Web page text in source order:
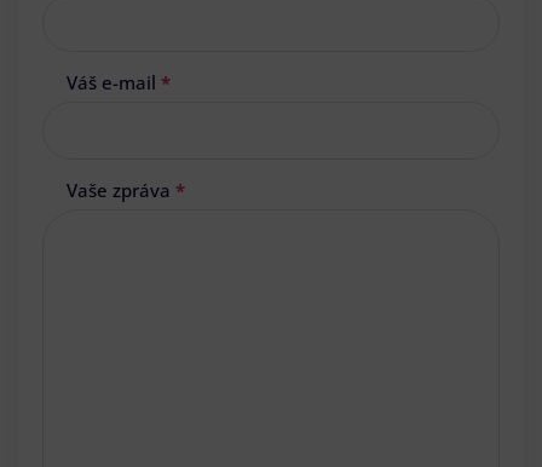
Váš e-mail *
Vaše zpráva *